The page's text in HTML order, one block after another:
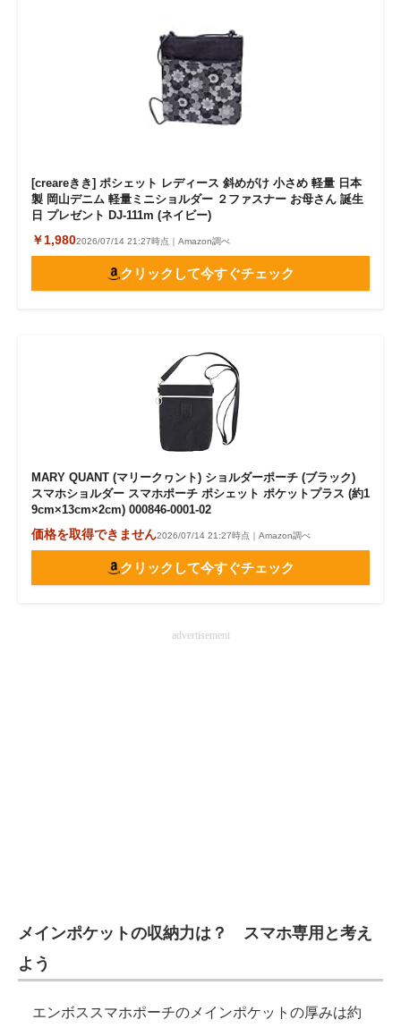
[creareきき] ポシェット レディース 斜めがけ 小さめ 軽量 日本
製 岡山デニム 軽量ミニショルダー ２ファスナー お母さん 誕生
日 プレゼント DJ-111m (ネイビー)
￥1,9802026/07/14 21:27時点｜Amazon調べ
クリックして今すぐチェック
MARY QUANT (マリークヮント) ショルダーポーチ (ブラック)
スマホショルダー スマホポーチ ポシェット ポケットプラス (約1
9cm×13cm×2cm) 000846-0001-02
価格を取得できません2026/07/14 21:27時点｜Amazon調べ
クリックして今すぐチェック
advertisement
メインポケットの収納力は？ スマホ専用と考え
よう
エンボススマホポーチのメインポケットの厚みは約